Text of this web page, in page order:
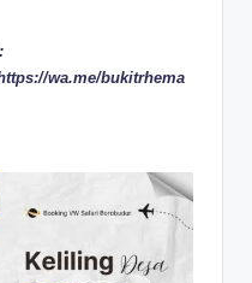
wa.me/bukitrhema